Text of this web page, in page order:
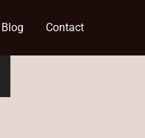
Blog Contact